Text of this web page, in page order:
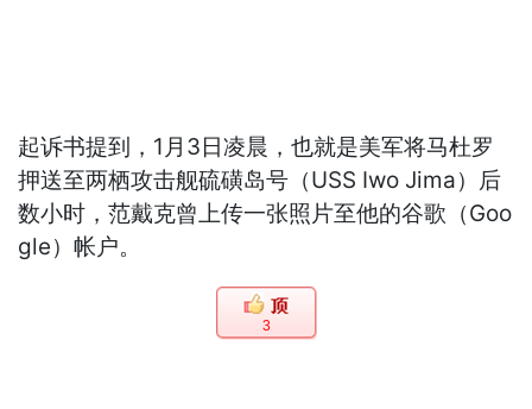
起诉书提到，1月3日凌晨，也就是美军将马杜罗
押送至两栖攻击舰硫磺岛号（USS Iwo Jima）后
数小时，范戴克曾上传一张照片至他的谷歌（Goo
gle）帐户。
3